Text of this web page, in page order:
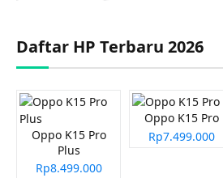
Daftar HP Terbaru 2026
Oppo K15 Pro
Plus
Rp8.499.000
Oppo K15 Pro
Rp7.499.000